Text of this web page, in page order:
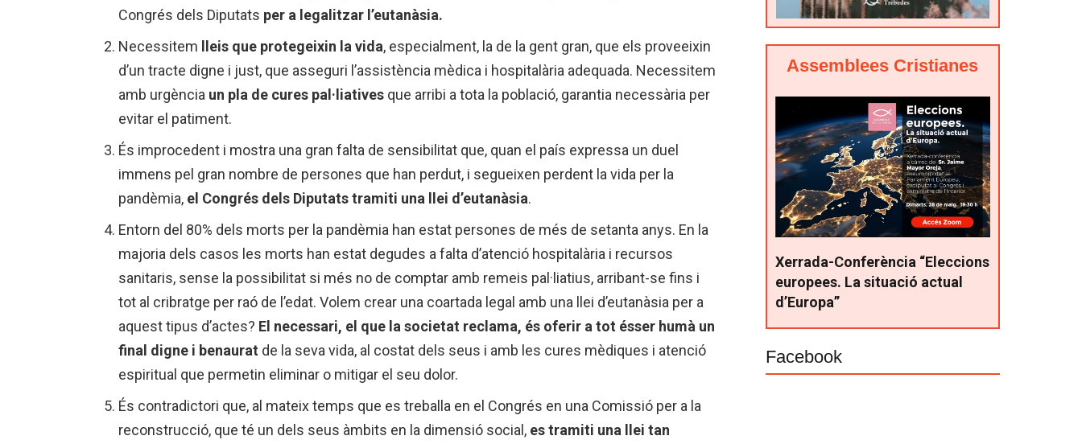
Congrés dels Diputats per a legalitzar l’eutanàsia.
Necessitem lleis que protegeixin la vida, especialment, la de la gent gran, que els proveeixin
d’un tracte digne i just, que asseguri l’assistència mèdica i hospitalària adequada. Necessitem
amb urgència un pla de cures pal·liatives que arribi a tota la població, garantia necessària per
evitar el patiment.
És improcedent i mostra una gran falta de sensibilitat que, quan el país expressa un duel
immens pel gran nombre de persones que han perdut, i segueixen perdent la vida per la
pandèmia, el Congrés dels Diputats tramiti una llei d’eutanàsia.
Entorn del 80% dels morts per la pandèmia han estat persones de més de setanta anys. En la
majoria dels casos les morts han estat degudes a falta d’atenció hospitalària i recursos
sanitaris, sense la possibilitat si més no de comptar amb remeis pal·liatius, arribant-se fins i
tot al cribratge per raó de l’edat. Volem crear una coartada legal amb una llei d’eutanàsia per a
aquest tipus d’actes? El necessari, el que la societat reclama, és oferir a tot ésser humà un
final digne i benaurat de la seva vida, al costat dels seus i amb les cures mèdiques i atenció
espiritual que permetin eliminar o mitigar el seu dolor.
És contradictori que, al mateix temps que es treballa en el Congrés en una Comissió per a la
reconstrucció, que té un dels seus àmbits en la dimensió social, es tramiti una llei tan
Assemblees Cristianes
Xerrada-Conferència “Eleccions
europees. La situació actual
d’Europa”
Facebook